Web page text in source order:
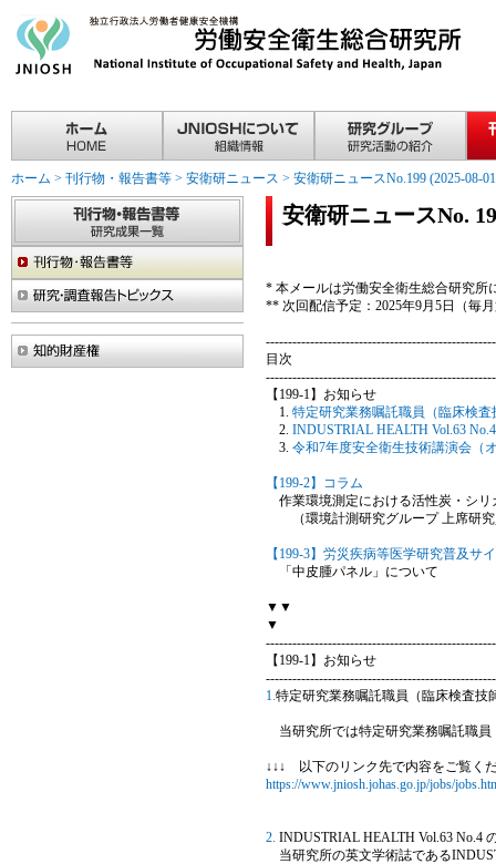
ホーム > 刊行物・報告書等 > 安衛研ニュース > 安衛研ニュースNo.199 (2025-08-
安衛研ニュースNo.
* 本メールは労働安全衛生総合研究所
** 次回配信予定：2025年9月5日（毎
目次
【199-1】お知らせ
特定研究業務嘱託職員（臨床検
INDUSTRIAL HEALTH Vol.63
令和7年度安全衛生技術講演会（
【199-2】コラム
作業環境測定における活性炭・シリ
（環境計測研究グループ 上席研究
【199-3】労災疾病等医学研究普及サ
「中皮腫パネル」について
▼▼
▼
【199-1】お知らせ
1.特定研究業務嘱託職員（臨床検査技
当研究所では特定研究業務嘱託職員
↓↓↓ 以下のリンク先で内容をご覧く
https://www.jniosh.johas.go.jp/jobs/
2. INDUSTRIAL HEALTH Vol.63 No.4
当研究所の英文学術誌である